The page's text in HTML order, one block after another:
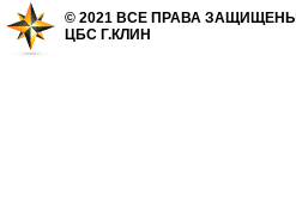
© 2021 ВСЕ ПРАВА ЗАЩИЩЕНЫ
ЦБС Г.КЛИН